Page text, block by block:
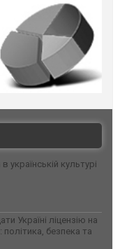
українській культурі
Україні ліцензію на
безпека та